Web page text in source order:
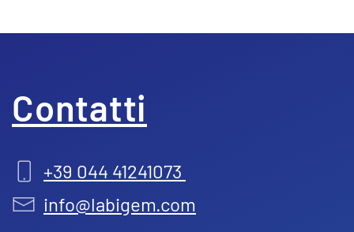
Contatti
+39 044 41241073
info@labigem.com